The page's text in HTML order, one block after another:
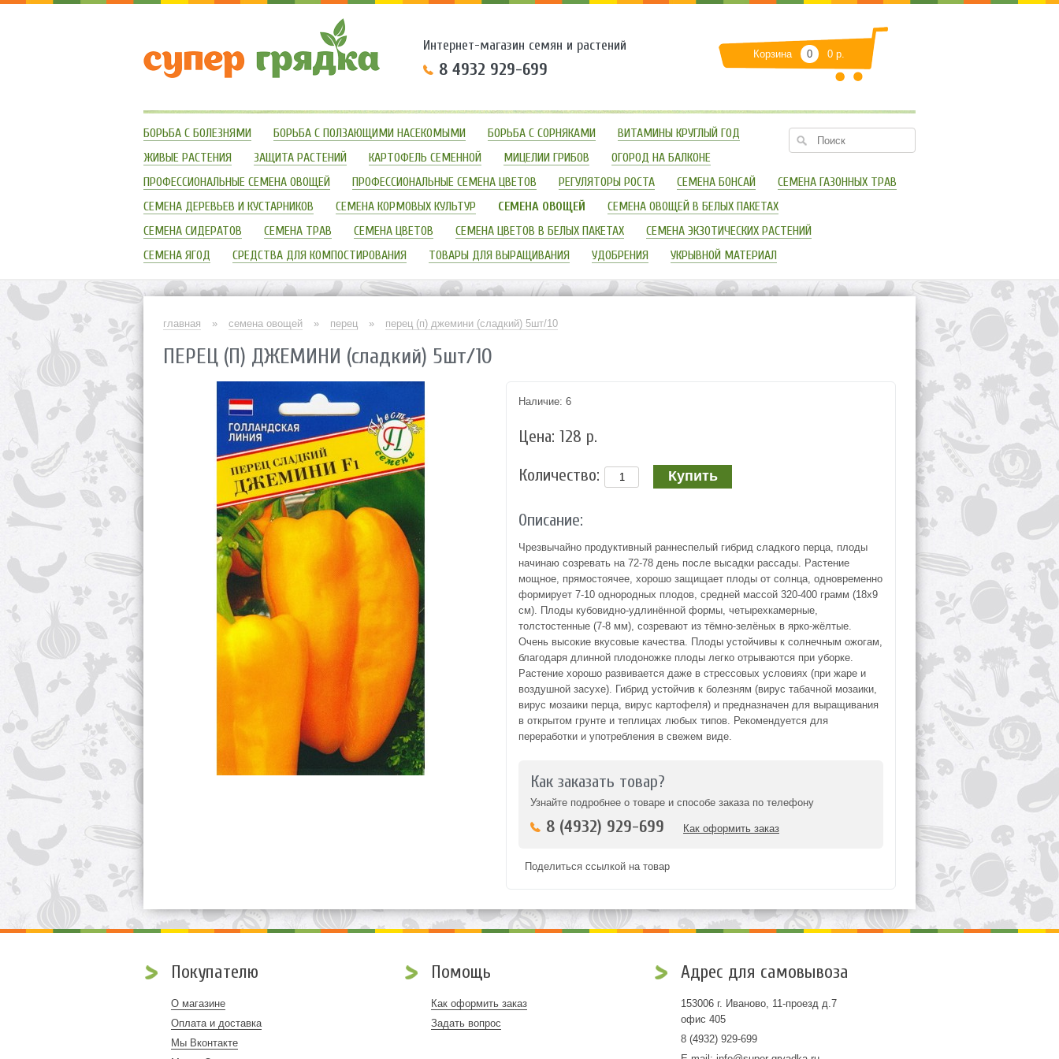
Интернет-магазин семян и растений
8 4932 929-699
Корзина 0 0 р.
БОРЬБА С БОЛЕЗНЯМИ БОРЬБА С ПОЛЗАЮЩИМИ НАСЕКОМЫМИ БОРЬБА С СОРНЯКАМИ
ВИТАМИНЫ КРУГЛЫЙ ГОД
ЖИВЫЕ РАСТЕНИЯ
ЗАЩИТА РАСТЕНИЙ КАРТОФЕЛЬ СЕМЕННОЙ МИЦЕЛИИ ГРИБОВ
ОГОРОД НА БАЛКОНЕ
ПРОФЕССИОНАЛЬНЫЕ СЕМЕНА ОВОЩЕЙ
ПРОФЕССИОНАЛЬНЫЕ СЕМЕНА ЦВЕТОВ РЕГУЛЯТОРЫ РОСТА СЕМЕНА БОНСАЙ
СЕМЕНА ГАЗОННЫХ ТРАВ
СЕМЕНА ДЕРЕВЬЕВ И КУСТАРНИКОВ
СЕМЕНА КОРМОВЫХ КУЛЬТУР СЕМЕНА ОВОЩЕЙ
СЕМЕНА ОВОЩЕЙ В БЕЛЫХ ПАКЕТАХ
СЕМЕНА СИДЕРАТОВ
СЕМЕНА ТРАВ СЕМЕНА ЦВЕТОВ СЕМЕНА ЦВЕТОВ В БЕЛЫХ ПАКЕТАХ
СЕМЕНА ЭКЗОТИЧЕСКИХ РАСТЕНИЙ
СЕМЕНА ЯГОД
СРЕДСТВА ДЛЯ КОМПОСТИРОВАНИЯ ТОВАРЫ ДЛЯ ВЫРАЩИВАНИЯ УДОБРЕНИЯ УКРЫВНОЙ МАТЕРИАЛ
главная » семена овощей » перец » перец (п) джемини (сладкий) 5шт/10
ПЕРЕЦ (П) ДЖЕМИНИ (сладкий) 5шт/10
Наличие: 6
Цена: 128 р.
Количество:
Описание:
Чрезвычайно продуктивный раннеспелый гибрид сладкого перца, плоды
начинаю созревать на 72-78 день после высадки рассады. Растение
мощное, прямостоячее, хорошо защищает плоды от солнца, одновременно
формирует 7-10 однородных плодов, средней массой 320-400 грамм (18х9
см). Плоды кубовидно-удлинённой формы, четырехкамерные,
толстостенные (7-8 мм), созревают из тёмно-зелёных в ярко-жёлтые.
Очень высокие вкусовые качества. Плоды устойчивы к солнечным ожогам,
благодаря длинной плодоножке плоды легко отрываются при уборке.
Растение хорошо развивается даже в стрессовых условиях (при жаре и
воздушной засухе). Гибрид устойчив к болезням (вирус табачной мозаики,
вирус мозаики перца, вирус картофеля) и предназначен для выращивания
в открытом грунте и теплицах любых типов. Рекомендуется для
переработки и употребления в свежем виде.
Как заказать товар?
Узнайте подробнее о товаре и способе заказа по телефону
8 (4932) 929-699 Как оформить заказ
Поделиться ссылкой на товар
Покупателю
О магазине
Оплата и доставка
Мы Вконтакте
Помощь
Как оформить заказ
Задать вопрос
Адрес для самовывоза
153006 г. Иваново, 11-проезд д.7
офис 405
8 (4932) 929-699